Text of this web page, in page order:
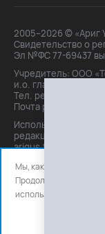
2005–2026 © «Ариг
Свидетельство о
Эл №ФС 77-69437
Учредитель: ООО
и.о. главного
Тел. peдakции:
Почта peдakции:
Использование
редакции. При
arigus.tv
Мы, как и все
Продолжая
использования